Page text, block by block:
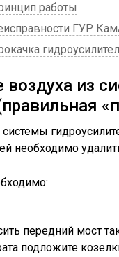
работы
ГУР
воздуха из
необходимо
передний мост
подложите